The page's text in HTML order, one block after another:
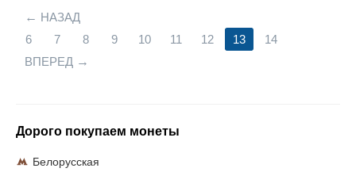
НАЗАД
6
7 8 9 10 11 12 13
14
ВПЕРЕД
Дорого покупаем монеты
Белорусская